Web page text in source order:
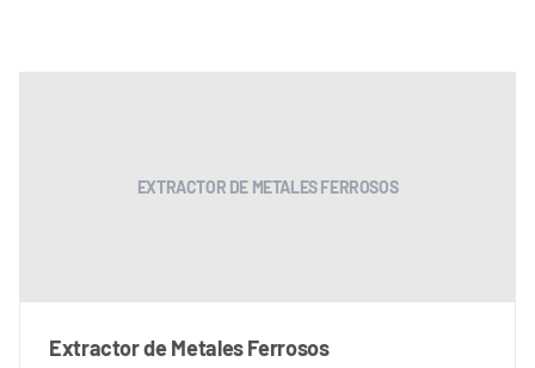
EXTRACTOR DE METALES FERROSOS
Extractor de Metales Ferrosos